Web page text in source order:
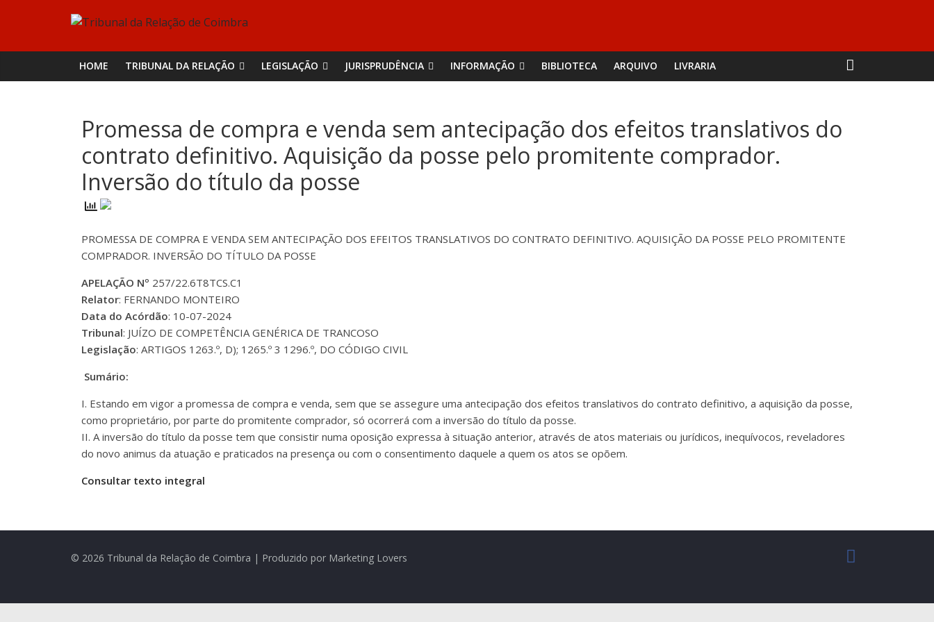
Tribunal
da
de
Coimbra
HOME TRIBUNAL DA RELAÇÃO LEGISLAÇÃO JURISPRUDÊNCIA INFORMAÇÃO BIBLIOTECA ARQUIVO LIVRARIA
Promessa de compra e venda sem antecipação dos efeitos translativos do
contrato definitivo. Aquisição da posse pelo promitente comprador.
Inversão do título da posse
PROMESSA DE COMPRA E VENDA SEM ANTECIPAÇÃO DOS EFEITOS TRANSLATIVOS DO CONTRATO DEFINITIVO. AQUISIÇÃO DA POSSE PELO PROMITENTE
COMPRADOR. INVERSÃO DO TÍTULO DA POSSE
APELAÇÃO Nº 257/22.6T8TCS.C1
Relator: FERNANDO MONTEIRO
Data do Acórdão: 10-07-2024
Tribunal: JUÍZO DE COMPETÊNCIA GENÉRICA DE TRANCOSO
Legislação: ARTIGOS 1263.º, D); 1265.º 3 1296.º, DO CÓDIGO CIVIL
Sumário:
I. Estando em vigor a promessa de compra e venda, sem que se assegure uma antecipação dos efeitos translativos do contrato definitivo, a aquisição da posse,
como proprietário, por parte do promitente comprador, só ocorrerá com a inversão do título da posse.
II. A inversão do título da posse tem que consistir numa oposição expressa à situação anterior, através de atos materiais ou jurídicos, inequívocos, reveladores
do novo animus da atuação e praticados na presença ou com o consentimento daquele a quem os atos se opõem.
Consultar texto integral
© 2026 Tribunal da Relação de Coimbra | Produzido por Marketing Lovers